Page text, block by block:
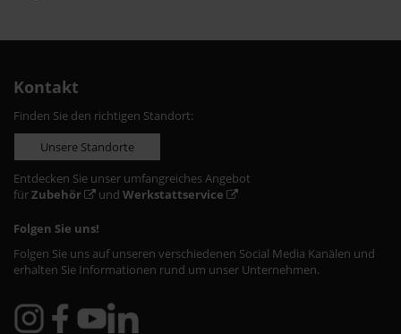
Kontakt
Finden Sie den richtigen Standort:
Unsere Standorte
Entdecken Sie unser umfangreiches Angebot
fürZubehör und Werkstattservice
Folgen Sie uns!
Folgen Sie uns auf unseren verschiedenen Social Media Kanälen und
erhalten Sie Informationen rund um unser Unternehmen.